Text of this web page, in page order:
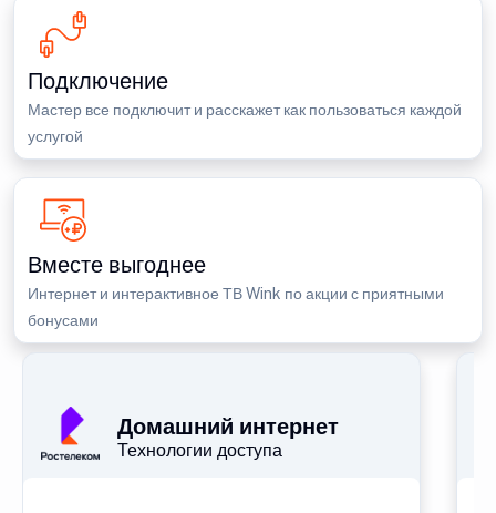
Подключение
Мастер все подключит и расскажет как пользоваться каждой
услугой
Вместе выгоднее
Интернет и интерактивное ТВ Wink по акции с приятными
бонусами
Домашний интернет
Технологии доступа